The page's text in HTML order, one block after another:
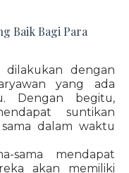
Baik Bagi Para
dilakukan dengan
yang ada
Dengan begitu,
suntikan
dalam waktu
sama mendapat
akan memiliki